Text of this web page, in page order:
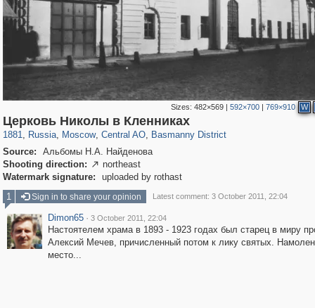
Sizes:482×569 |592×700 |769×910 W
Церковь Николы в Кленниках
1881, Russia
1,407,328 29,248
, Moscow
319,882 8,286
, Central AO
160,021 5,916
, Basmanny District
13,204 520
Source:
Альбомы Н.А. Найденова
Shooting direction:  northeast
Watermark signature:
uploaded by rothast
1
Sign in to share your opinion Latest comment: 3 October 2011, 22:04
Dimon65 · 3 October 2011, 22:04
Настоятелем храма в 1893 - 1923 годах был старец в миру
Алексий Мечев, причисленный потом к лику святых.
место...